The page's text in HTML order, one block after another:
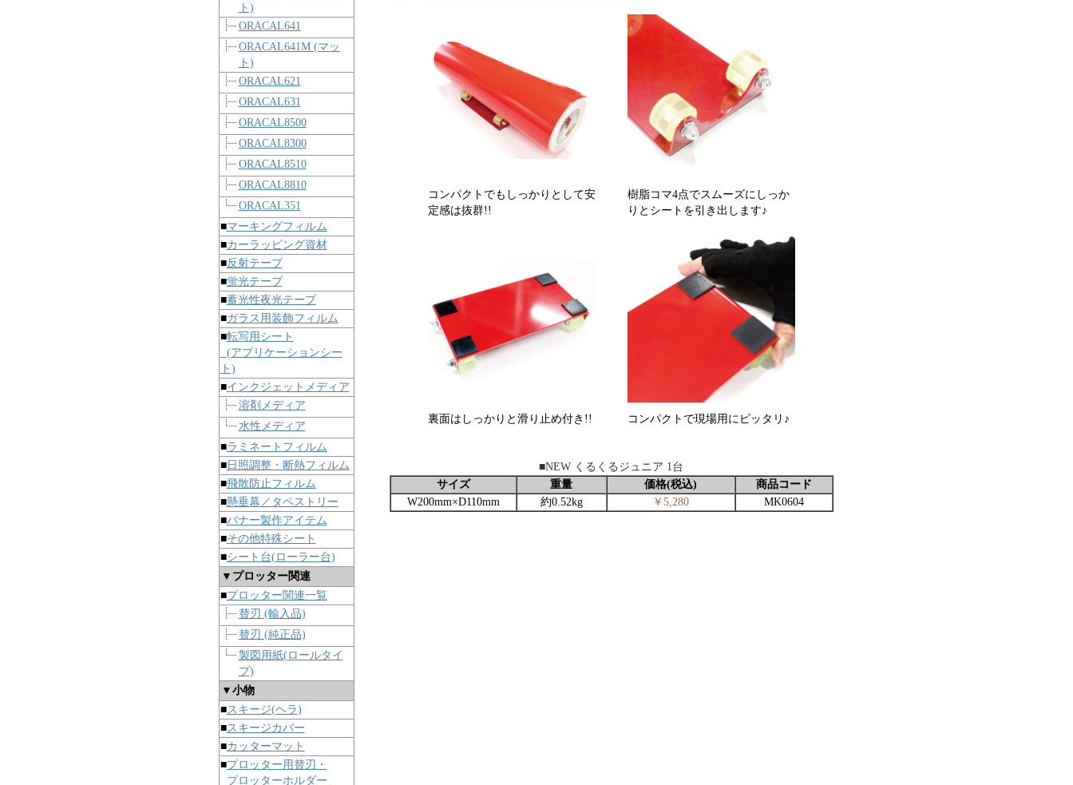
ト)
ORACAL641
ORACAL641M (マッ
ト)
ORACAL621
ORACAL631
ORACAL8500
ORACAL8300
ORACAL8510
ORACAL8810
ORACAL351
■マーキングフィルム
■カーラッピング資材
■反射テープ
■蛍光テープ
■蓄光性夜光テープ
■ガラス用装飾フィルム
■転写用シート
(アプリケーションシー
ト)
■インクジェットメディア
溶剤メディア
水性メディア
■ラミネートフィルム
■日照調整・断熱フィルム
■飛散防止フィルム
■懸垂幕／タペストリー
■バナー製作アイテム
■その他特殊シート
■シート台(ローラー台)
▼プロッター関連
■プロッター関連一覧
替刃 (輸入品)
替刃 (純正品)
製図用紙(ロールタイ
プ)
▼小物
■スキージ(ヘラ)
■スキージカバー
■カッターマット
■プロッター用替刃・
プロッターホルダー
コンパクトでもしっかりとして安
定感は抜群!!
樹脂コマ4点でスムーズにしっか
りとシートを引き出します♪
裏面はしっかりと滑り止め付き!! コンパクトで現場用にピッタリ♪
■NEW くるくるジュニア 1台
サイズ
重量 価格(税込)
商品コード
W200mm×D110mm
約0.52kg ￥5,280 MK0604